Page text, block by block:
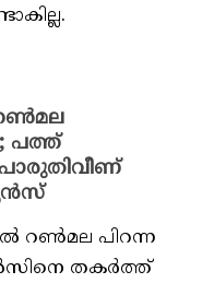
പത്ത്
റണ്‍മല പിറന്ന
തകര്‍ത്ത്